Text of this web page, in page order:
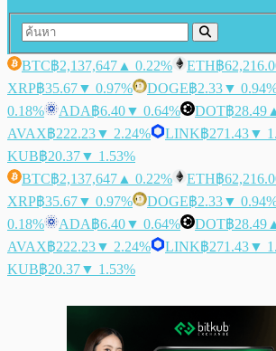
BTC฿2,137,647 ▲ 0.22% ETH฿
XRP฿35.67▼ 0.97% DOGE฿2.33▼
0.18%
ADA฿6.40▼ 0.64% DOT฿28.49
AVAX฿222.23▼ 2.24% LINK฿271.43▼
KUB฿20.37▼ 1.53%
BTC฿2,137,647 ▲ 0.22% ETH฿
XRP฿35.67▼ 0.97% DOGE฿2.33▼
0.18%
ADA฿6.40▼ 0.64% DOT฿28.49
AVAX฿222.23▼ 2.24% LINK฿271.43▼
KUB฿20.37▼ 1.53%